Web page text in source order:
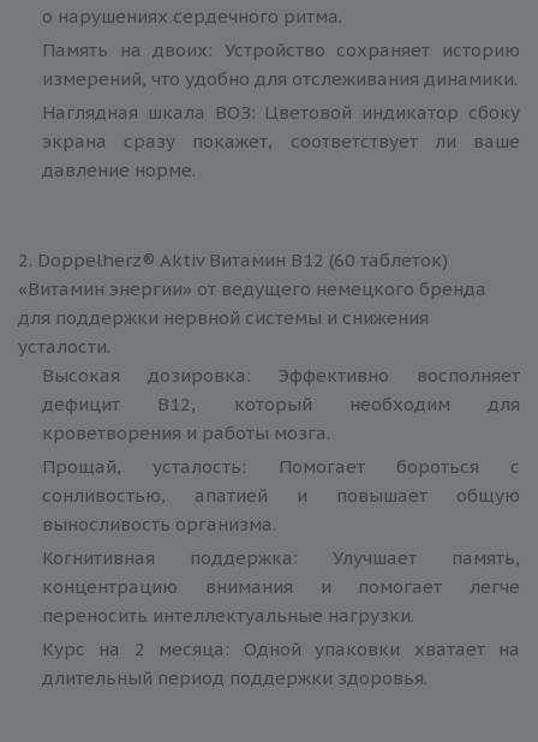
о нарушениях сердечного ритма.
Память на двоих: Устройство сохраняет историю
измерений, что удобно для отслеживания динамики.
Наглядная шкала ВОЗ: Цветовой индикатор сбоку
экрана сразу покажет, соответствует ли ваше
давление норме.
2. Doppelherz® Aktiv Витамин B12 (60 таблеток)
«Витамин энергии» от ведущего немецкого бренда
для поддержки нервной системы и снижения
усталости.
Высокая дозировка: Эффективно восполняет
дефицит B12, который необходим для
кроветворения и работы мозга.
Прощай, усталость: Помогает бороться с
сонливостью, апатией и повышает общую
выносливость организма.
Когнитивная поддержка: Улучшает память,
концентрацию внимания и помогает легче
переносить интеллектуальные нагрузки.
Курс на 2 месяца: Одной упаковки хватает на
длительный период поддержки здоровья.